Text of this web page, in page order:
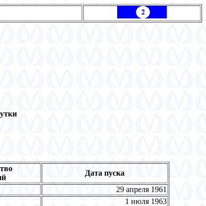
Дата пуска
29 апреля 1961
1 июля 1963